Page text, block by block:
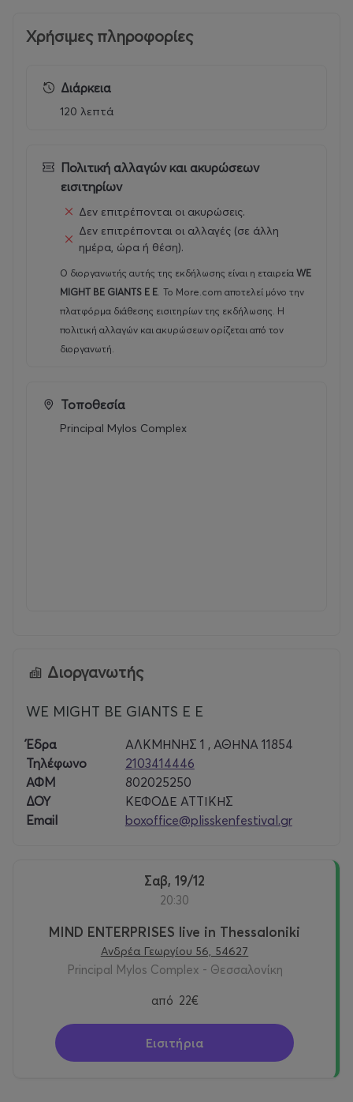
Χρήσιμες πληροφορίες
Διάρκεια
120 λεπτά
Πολιτική αλλαγών και ακυρώσεων
εισιτηρίων
Δεν επιτρέπονται οι ακυρώσεις.
Δεν επιτρέπονται οι αλλαγές (σε άλλη
ημέρα, ώρα ή θέση).
Ο διοργανωτής αυτής της εκδήλωσης είναι η εταιρεία WE
MIGHT BE GIANTS E E. Το More.com αποτελεί μόνο την
πλατφόρμα διάθεσης εισιτηρίων της εκδήλωσης. Η
πολιτική αλλαγών και ακυρώσεων ορίζεται από τον
διοργανωτή.
Τοποθεσία
Principal Mylos Complex
Διοργανωτής
WE MIGHT BE GIANTS E E
Έδρα
ΑΛΚΜΗΝΗΣ 1 , ΑΘΗΝΑ 11854
Τηλέφωνο
2103414446
ΑΦΜ
802025250
ΔΟΥ
ΚΕΦΟΔΕ ΑΤΤΙΚΗΣ
Email
boxoffice@plisskenfestival.gr
Σαβ, 19/12
20:30
MIND ENTERPRISES live in Thessaloniki
Ανδρέα Γεωργίου 56, 54627
Principal Mylos Complex - Θεσσαλονίκη
από 22€
Εισιτήρια